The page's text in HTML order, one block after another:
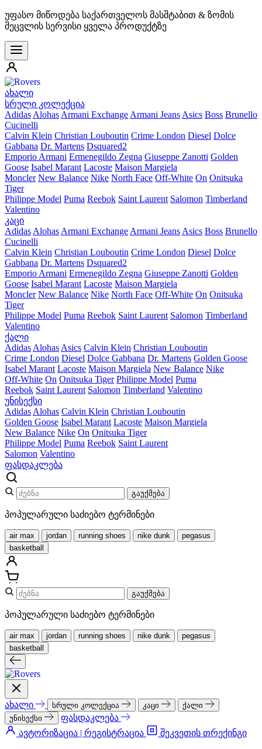
უფასო მიწოდება საქართველოს მასშტაბით & ზომის
შეცვლის სერვისი ყველა პროდუქტზე
ახალი
სრული კოლექცია
Adidas Alohas Armani Exchange Armani Jeans Asics Boss Brunello
Cucinelli
Calvin Klein Christian Louboutin Crime London Diesel Dolce
Gabbana Dr. Martens Dsquared2
Emporio Armani Ermenegildo Zegna Giuseppe Zanotti Golden
Goose Isabel Marant Lacoste Maison Margiela
Moncler New Balance Nike North Face Off-White On Onitsuka
Tiger
Philippe Model Puma Reebok Saint Laurent Salomon Timberland
Valentino
კაცი
Adidas Alohas Armani Exchange Armani Jeans Asics Boss Brunello
Cucinelli
Calvin Klein Christian Louboutin Crime London Diesel Dolce
Gabbana Dr. Martens Dsquared2
Emporio Armani Ermenegildo Zegna Giuseppe Zanotti Golden
Goose Isabel Marant Lacoste Maison Margiela
Moncler New Balance Nike North Face Off-White On Onitsuka
Tiger
Philippe Model Puma Reebok Saint Laurent Salomon Timberland
Valentino
ქალი
Adidas Alohas Asics Calvin Klein Christian Louboutin
Crime London Diesel Dolce Gabbana Dr. Martens Golden Goose
Isabel Marant Lacoste Maison Margiela New Balance Nike
Off-White On Onitsuka Tiger Philippe Model Puma
Reebok Saint Laurent Salomon Timberland Valentino
უნისექსი
Adidas Alohas Calvin Klein Christian Louboutin
Golden Goose Isabel Marant Lacoste Maison Margiela
New Balance Nike On Onitsuka Tiger
Philippe Model Puma Reebok Saint Laurent
Salomon Valentino
ფასდაკლება
გაუქმება
პოპულარული საძიებო ტერმინები
air max jordan running shoes nike dunk
pegasus
basketball
გაუქმება
პოპულარული საძიებო ტერმინები
air max jordan running shoes nike dunk
pegasus
basketball
ახალი სრული კოლექცია კაცი
ქალი
უნისექსი
ფასდაკლება
ავტორიზაცია | რეგისტრაცია
შეკვეთის თრექინგი